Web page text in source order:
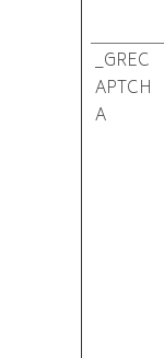
_GREC
APTCH
A